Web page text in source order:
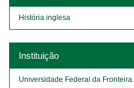
História inglesa
Instituição
Universidade Federal da Fronteira...